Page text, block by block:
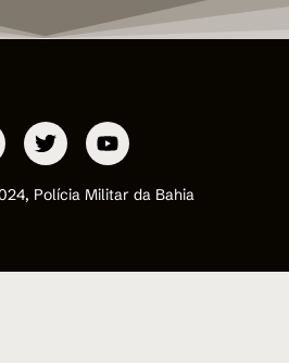
Polícia Militar da Bahia